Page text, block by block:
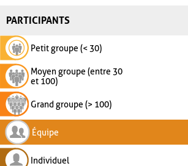
PARTICIPANTS
Petit groupe (< 30)
Moyen groupe (entre 30
et 100)
Grand groupe (> 100)
Équipe
Individuel